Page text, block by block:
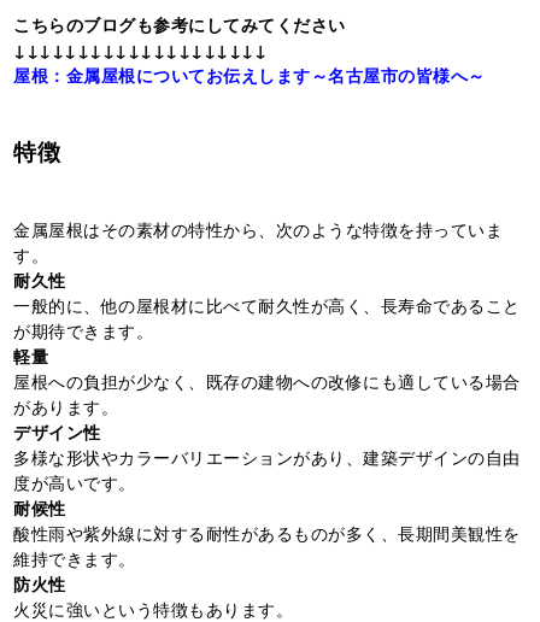
こちらのブログも参考にしてみてください
↓↓↓↓↓↓↓↓↓↓↓↓↓↓↓↓↓↓↓↓
屋根：金属屋根についてお伝えします～名古屋市の皆様へ～
特徴
金属屋根はその素材の特性から、次のような特徴を持っていま
す。
耐久性
一般的に、他の屋根材に比べて耐久性が高く、長寿命であること
が期待できます。
軽量
屋根への負担が少なく、既存の建物への改修にも適している場合
があります。
デザイン性
多様な形状やカラーバリエーションがあり、建築デザインの自由
度が高いです。
耐候性
酸性雨や紫外線に対する耐性があるものが多く、長期間美観性を
維持できます。
防火性
火災に強いという特徴もあります。